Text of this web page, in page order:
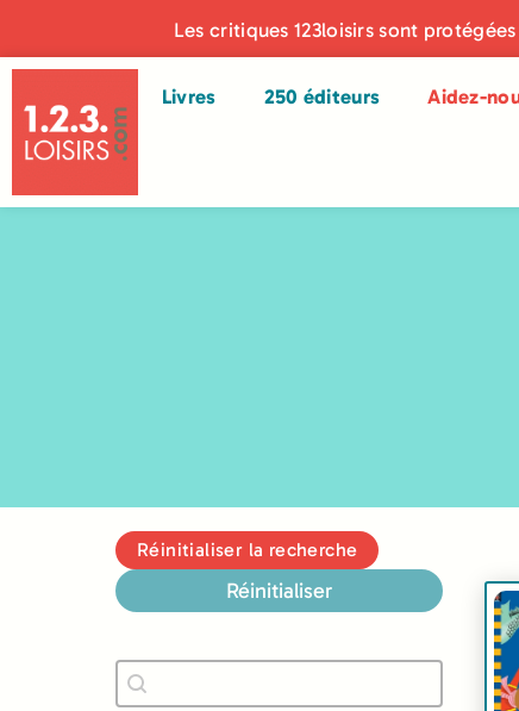
Les critiques 123loisirs sont
Livres 250 éditeurs Aidez-
Réinitialiser la recherche
Réinitialiser
Recherche
Rechercher